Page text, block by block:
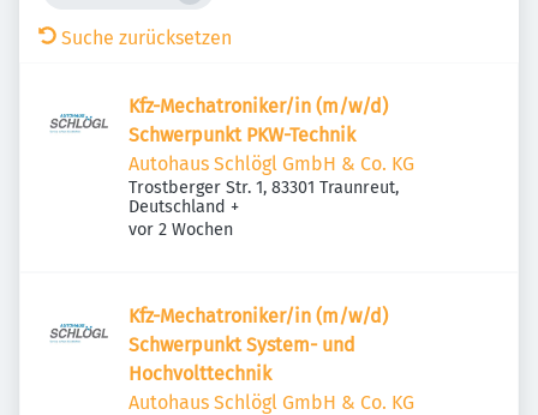
Suche zurücksetzen
Kfz-Mechatroniker/in (m/w/d)
Schwerpunkt PKW-Technik
Autohaus Schlögl GmbH & Co. KG
Trostberger Str. 1, 83301 Traunreut,
Deutschland +
Veröffentlicht
vor 2 Wochen
Kfz-Mechatroniker/in (m/w/d)
Schwerpunkt System- und
Hochvolttechnik
Autohaus Schlögl GmbH & Co. KG